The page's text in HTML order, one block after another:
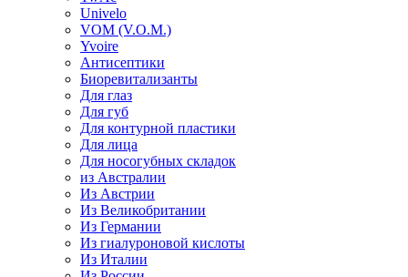
Univelo
VOM (V.O.M.)
Yvoire
Антисептики
Биоревитализанты
Для глаз
Для губ
Для контурной пластики
Для лица
Для носогубных складок
из Австралии
Из Австрии
Из Великобритании
Из Германии
Из гиалуроновой кислоты
Из Италии